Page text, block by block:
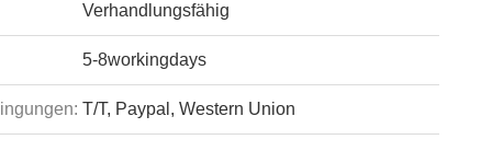
Verhandlungsfähig
5-8workingdays
T/T, Paypal, Western Union